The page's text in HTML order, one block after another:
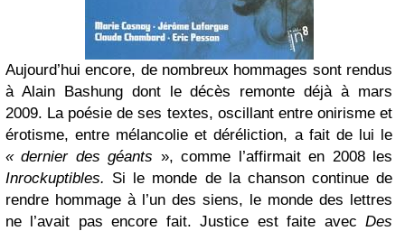
Aujourd’hui encore, de nombreux hommages sont rendus
à Alain Bashung dont le décès remonte déjà à mars
2009. La poésie de ses textes, oscillant entre onirisme et
érotisme, entre mélancolie et déréliction, a fait de lui le
« dernier des géants », comme l’affirmait en 2008 les
Inrockuptibles. Si le monde de la chanson continue de
rendre hommage à l’un des siens, le monde des lettres
ne l’avait pas encore fait. Justice est faite avec Des